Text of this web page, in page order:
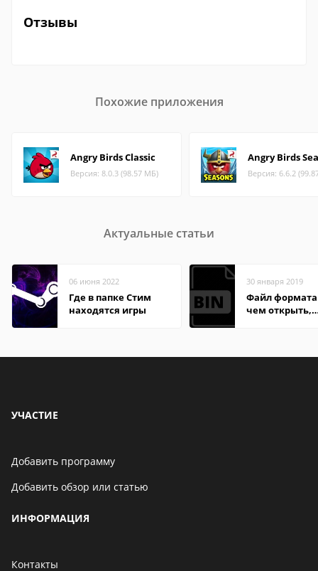
Отзывы
Похожие приложения
Angry Birds Classic
Версия: 8.0.3 (98.57 МБ)
Angry Birds
Версия: 6.6.2
Актуальные статьи
06 июня 2022
Где в папке Стим
находятся игры
30 января 2019
Файл формата
чем открыть,
УЧАСТИЕ
Добавить программу
Добавить обзор или статью
ИНФОРМАЦИЯ
Контакты